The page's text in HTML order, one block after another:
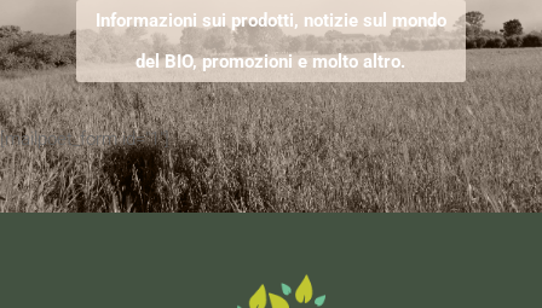
Informazioni sui prodotti, notizie sul mondo
del BIO, promozioni e molto altro.
[mailpoet_form id="1"]